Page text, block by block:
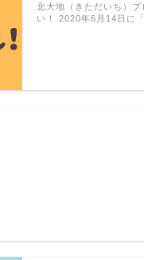
北大地（きただいち）
い！ 2020年6月14日に